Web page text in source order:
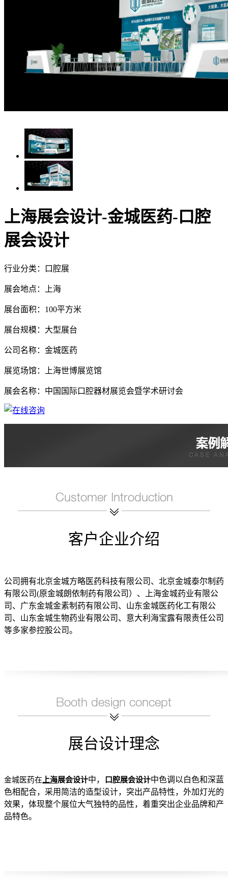
上海展会设计-金城医药-口腔
展会设计
行业分类：口腔展
展会地点：上海
展台面积：100平方米
展台规模：大型展台
公司名称：金城医药
展览场馆：上海世博展览馆
展会名称：中国国际口腔器材展览会暨学术研讨会
客户企业介绍
公司拥有北京金城方略医药科技有限公司、北京金城泰尔制药
有限公司(原金城朗依制药有限公司）、上海金城药业有限公
司、广东金城金素制药有限公司、山东金城医药化工有限公
司、山东金城生物药业有限公司、意大利海宝露有限责任公司
等多家参控股公司。
展台设计理念
金城医药在 上海展会设计中， 口腔展会设计中色调以白色和深蓝
色相配合，采用简洁的造型设计，突出产品特性，外加灯光的
效果，体现整个展位大气独特的品性，着重突出企业品牌和产
品特色。